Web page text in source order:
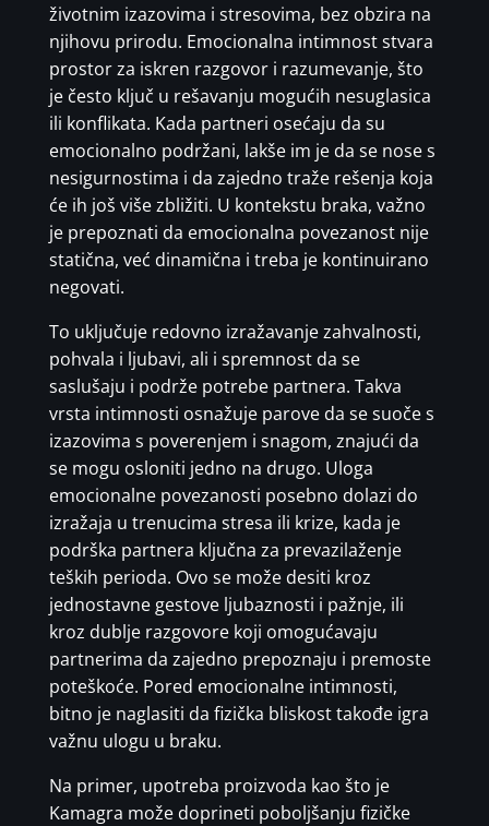
životnim izazovima i stresovima, bez obzira na
njihovu prirodu. Emocionalna intimnost stvara
prostor za iskren razgovor i razumevanje, što
je često ključ u rešavanju mogućih nesuglasica
ili konflikata. Kada partneri osećaju da su
emocionalno podržani, lakše im je da se nose s
nesigurnostima i da zajedno traže rešenja koja
će ih još više zbližiti. U kontekstu braka, važno
je prepoznati da emocionalna povezanost nije
statična, već dinamična i treba je kontinuirano
negovati.
To uključuje redovno izražavanje zahvalnosti,
pohvala i ljubavi, ali i spremnost da se
saslušaju i podrže potrebe partnera. Takva
vrsta intimnosti osnažuje parove da se suoče s
izazovima s poverenjem i snagom, znajući da
se mogu osloniti jedno na drugo. Uloga
emocionalne povezanosti posebno dolazi do
izražaja u trenucima stresa ili krize, kada je
podrška partnera ključna za prevazilaženje
teških perioda. Ovo se može desiti kroz
jednostavne gestove ljubaznosti i pažnje, ili
kroz dublje razgovore koji omogućavaju
partnerima da zajedno prepoznaju i premoste
poteškoće. Pored emocionalne intimnosti,
bitno je naglasiti da fizička bliskost takođe igra
važnu ulogu u braku.
Na primer, upotreba proizvoda kao što je
Kamagra može doprineti poboljšanju fizičke